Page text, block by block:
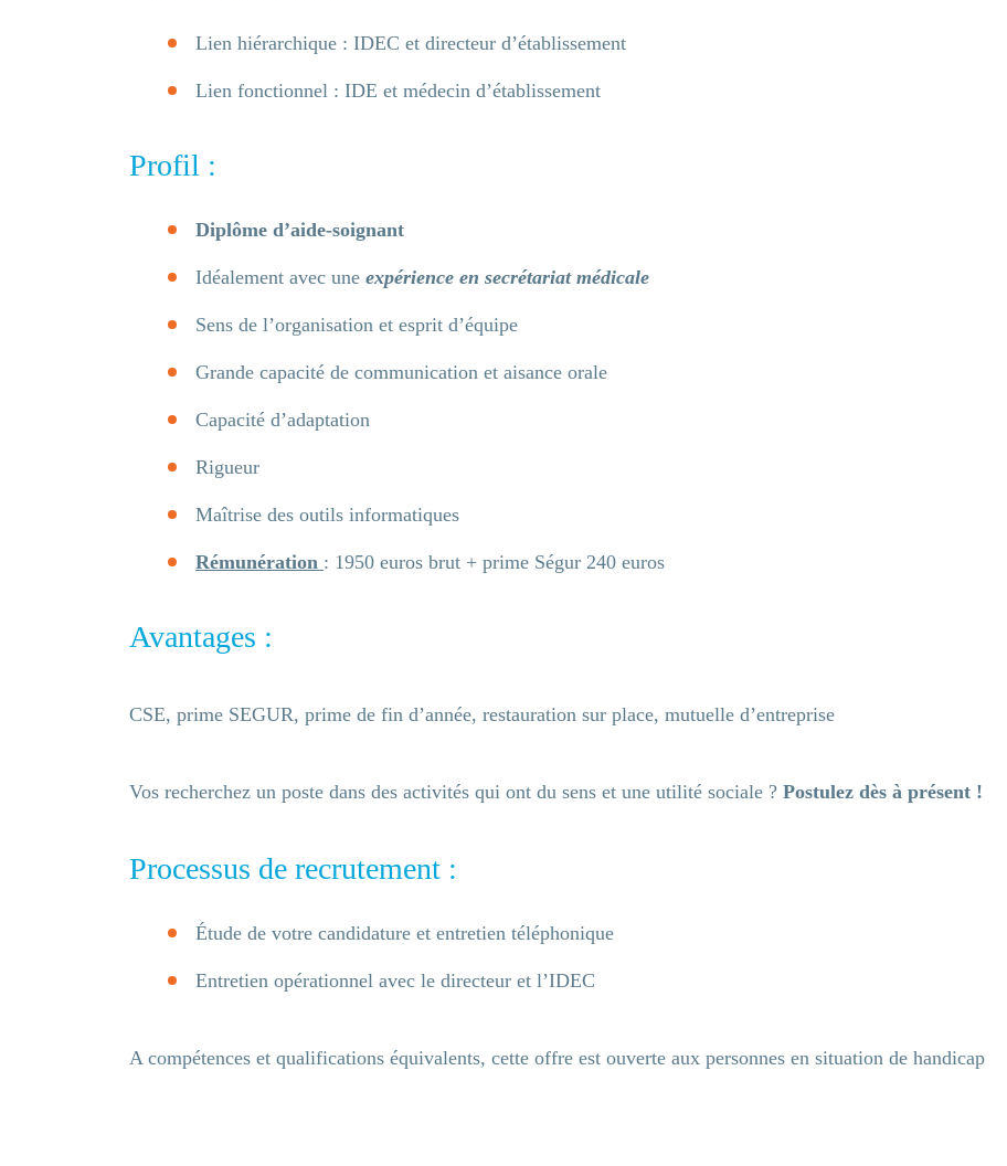
Lien hiérarchique : IDEC et directeur d’établissement
Lien fonctionnel : IDE et médecin d’établissement
Profil :
Diplôme d’aide-soignant
Idéalement avec une expérience en secrétariat médicale
Sens de l’organisation et esprit d’équipe
Grande capacité de communication et aisance orale
Capacité d’adaptation
Rigueur
Maîtrise des outils informatiques
Rémunération : 1950 euros brut + prime Ségur 240 euros
Avantages :
CSE, prime SEGUR, prime de fin d’année, restauration sur place, mutuelle d’entreprise
Vos recherchez un poste dans des activités qui ont du sens et une utilité sociale ? Postulez dès à présent !
Processus de recrutement :
Étude de votre candidature et entretien téléphonique
Entretien opérationnel avec le directeur et l’IDEC
A compétences et qualifications équivalents, cette offre est ouverte aux personnes en situation de handicap